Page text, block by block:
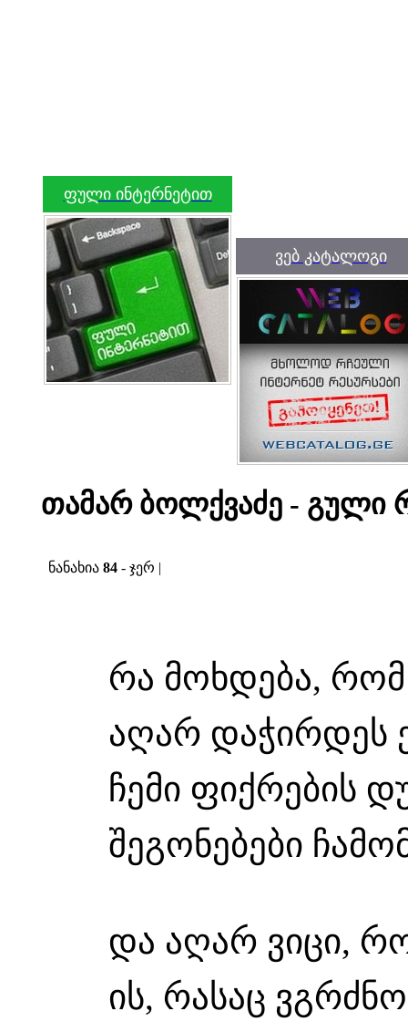
ფული ინტერნეტით
ვებ კატალოგი
თამარ ბოლქვაძე - გული
ნანახია 84 - ჯერ |
რა მოხდება,
აღარ დაჭირდეს
ჩემი ფიქრების
შეგონებები
და აღარ ვიცი,
ის, რასაც